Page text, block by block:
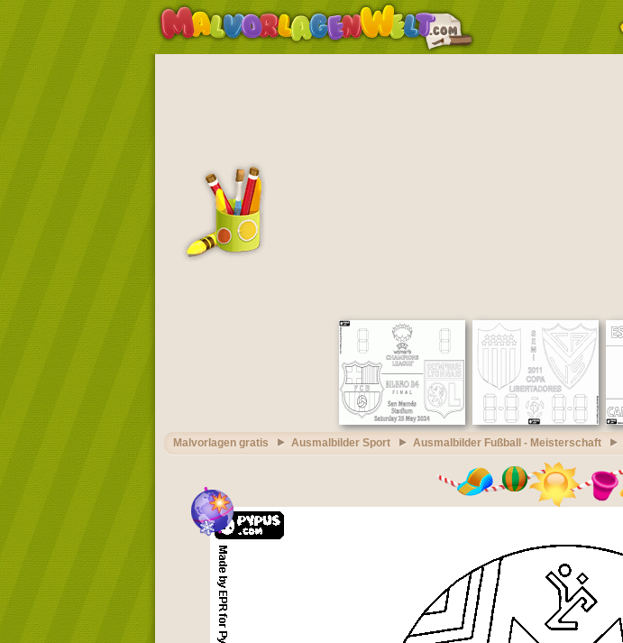
Malvorlagen gratis Ausmalbilder Sport Ausmalbilder Fußball - Meisterschaft